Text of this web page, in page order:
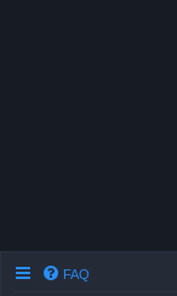
FAQ